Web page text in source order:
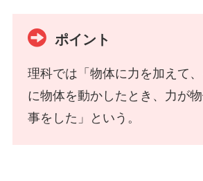
ポイント
理科では「物体に力を加えて
に物体を動かしたとき、力が
事をした」という。